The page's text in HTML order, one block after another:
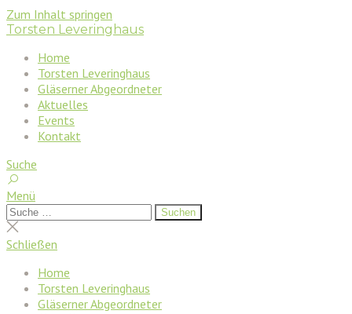
Zum Inhalt springen
Torsten Leveringhaus
Home
Torsten Leveringhaus
Gläserner Abgeordneter
Aktuelles
Events
Kontakt
Suche
Menü
Suchen
nach:
Suchen
Suche
schließen
Schließen
Home
Torsten Leveringhaus
Gläserner Abgeordneter